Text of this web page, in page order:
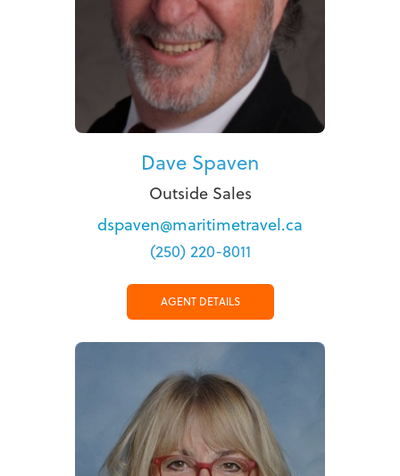
Dave Spaven
Outside Sales
dspaven@maritimetravel.ca
(250) 220-8011
AGENT DETAILS